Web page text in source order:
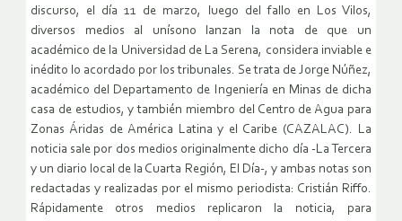
discurso, el día 11 de marzo, luego del fallo en Los Vilos,
diversos medios al unísono lanzan la nota de que un
académico de la Universidad de La Serena, considera inviable e
inédito lo acordado por los tribunales. Se trata de Jorge Núñez,
académico del Departamento de Ingeniería en Minas de dicha
casa de estudios, y también miembro del Centro de Agua para
Zonas Áridas de América Latina y el Caribe (CAZALAC). La
noticia sale por dos medios originalmente dicho día -La Tercera
y un diario local de la Cuarta Región, El Día-, y ambas notas son
redactadas y realizadas por el mismo periodista: Cristián Riffo.
Rápidamente otros medios replicaron la noticia, para